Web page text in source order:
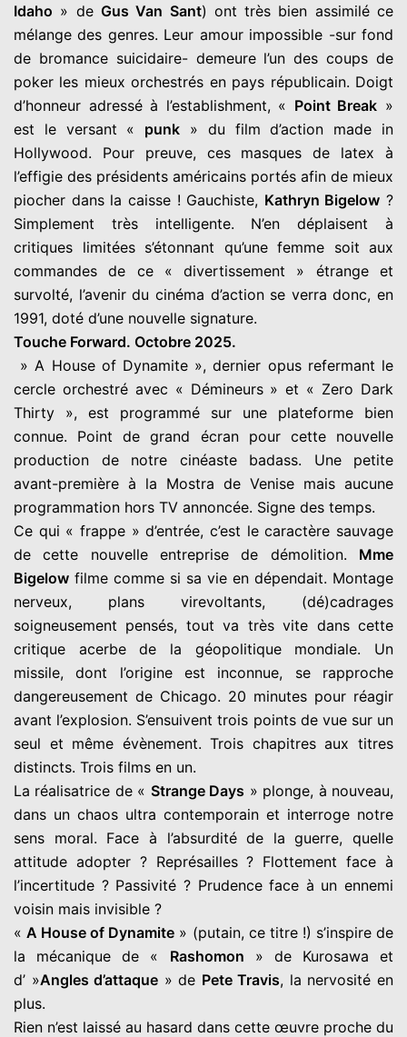
Idaho » de Gus Van Sant) ont très bien assimilé ce
mélange des genres. Leur amour impossible -sur fond
de bromance suicidaire- demeure l’un des coups de
poker les mieux orchestrés en pays républicain. Doigt
d’honneur adressé à l’establishment, « Point Break »
est le versant « punk » du film d’action made in
Hollywood. Pour preuve, ces masques de latex à
l’effigie des présidents américains portés afin de mieux
piocher dans la caisse ! Gauchiste, Kathryn Bigelow ?
Simplement très intelligente. N’en déplaisent à
critiques limitées s’étonnant qu’une femme soit aux
commandes de ce « divertissement » étrange et
survolté, l’avenir du cinéma d’action se verra donc, en
1991, doté d’une nouvelle signature.
Touche Forward. Octobre 2025.
» A House of Dynamite », dernier opus refermant le
cercle orchestré avec « Démineurs » et « Zero Dark
Thirty », est programmé sur une plateforme bien
connue. Point de grand écran pour cette nouvelle
production de notre cinéaste badass. Une petite
avant-première à la Mostra de Venise mais aucune
programmation hors TV annoncée. Signe des temps.
Ce qui « frappe » d’entrée, c’est le caractère sauvage
de cette nouvelle entreprise de démolition. Mme
Bigelow filme comme si sa vie en dépendait. Montage
nerveux, plans virevoltants, (dé)cadrages
soigneusement pensés, tout va très vite dans cette
critique acerbe de la géopolitique mondiale. Un
missile, dont l’origine est inconnue, se rapproche
dangereusement de Chicago. 20 minutes pour réagir
avant l’explosion. S’ensuivent trois points de vue sur un
seul et même évènement. Trois chapitres aux titres
distincts. Trois films en un.
La réalisatrice de « Strange Days » plonge, à nouveau,
dans un chaos ultra contemporain et interroge notre
sens moral. Face à l’absurdité de la guerre, quelle
attitude adopter ? Représailles ? Flottement face à
l’incertitude ? Passivité ? Prudence face à un ennemi
voisin mais invisible ?
« A House of Dynamite » (putain, ce titre !) s’inspire de
la mécanique de « Rashomon » de Kurosawa et
d’ »Angles d’attaque » de Pete Travis, la nervosité en
plus.
Rien n’est laissé au hasard dans cette œuvre proche du